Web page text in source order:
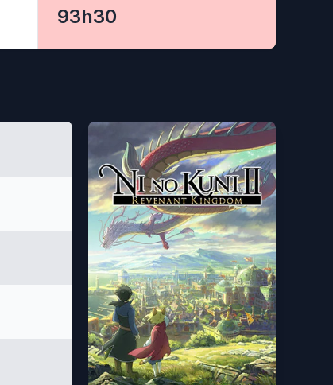
93h30